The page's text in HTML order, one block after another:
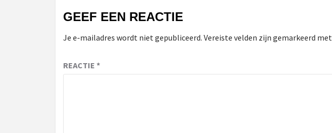
GEEF EEN REACTIE
Je e-mailadres wordt niet gepubliceerd. Vereiste velden zijn gemarkeerd met
REACTIE *